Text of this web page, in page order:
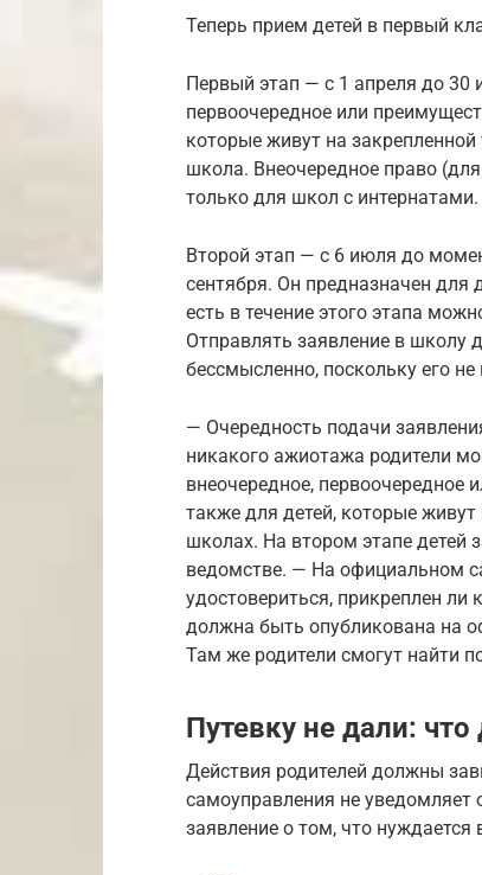
Теперь прием детей в первый
Первый этап — с 1 апреля до
первоочередное или
которые живут на закрепленной
школа. Внеочередное право
только для школ с интернатами.
Второй этап — с 6 июля до
сентября. Он предназначен для
есть в течение этого этапа
Отправлять заявление в школу
бессмысленно, поскольку его не
— Очередность подачи
никакого ажиотажа родители
внеочередное, первоочередное
также для детей, которые
школах. На втором этапе детей
ведомстве. — На официальном
удостовериться, прикреплен
должна быть опубликована на
Там же родители смогут найти
Путевку не дали:
Действия родителей должны
самоуправления не уведомляет
заявление о том, что нуждается